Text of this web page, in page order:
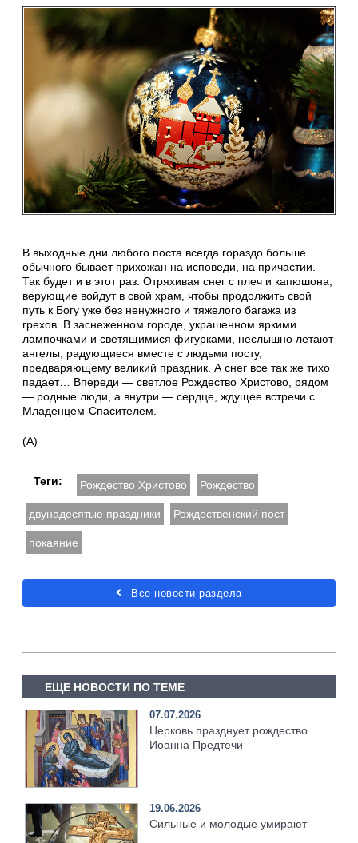
В выходные дни любого поста всегда гораздо больше
обычного бывает прихожан на исповеди, на причастии.
Так будет и в этот раз. Отряхивая снег с плеч и капюшона,
верующие войдут в свой храм, чтобы продолжить свой
путь к Богу уже без ненужного и тяжелого багажа из
грехов. В заснеженном городе, украшенном яркими
лампочками и светящимися фигурками, неслышно летают
ангелы, радующиеся вместе с людьми посту,
предваряющему великий праздник. А снег все так же тихо
падает… Впереди — светлое Рождество Христово, рядом
— родные люди, а внутри — сердце, ждущее встречи с
Младенцем-Спасителем.
(А)
Теги: Рождество Христово Рождество
двунадесятые праздники Рождественский пост
покаяние
Все новости раздела
ЕЩЕ НОВОСТИ ПО ТЕМЕ
07.07.2026
Церковь празднует рождество
Иоанна Предтечи
19.06.2026
Сильные и молодые умирают